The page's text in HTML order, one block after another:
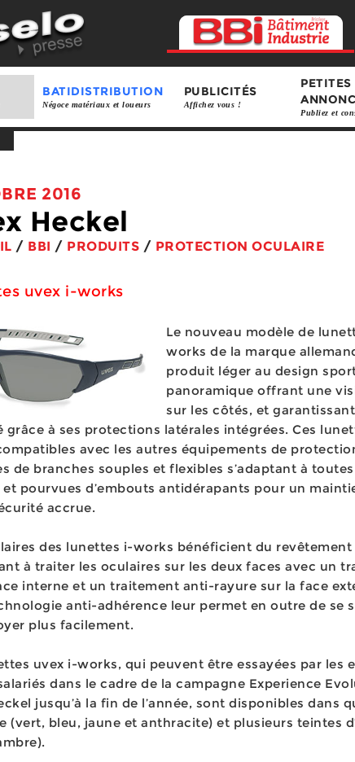
BATIDISTRIBUTION
Négoce matériaux et loueurs
PUBLICITÉS
Affichez vous !
PETITES
Publiez et
2016
Heckel
/ BBI / PRODUITS / PROTECTION OCULAIRE
uvex i-works
Le nouveau modèle de
works de la marque
produit léger au design
panoramique offrant une
sur les côtés, et
grâce à ses protections latérales intégrées. Ces
avec les autres équipements de
de branches souples et flexibles s’adaptant à
et pourvues d’embouts antidérapants pour un
accrue.
des lunettes i-works bénéficient du
à traiter les oculaires sur les deux faces avec un
interne et un traitement anti-rayure sur la face
anti-adhérence leur permet en outre de se
plus facilement.
uvex i-works, qui peuvent être essayées par les
dans le cadre de la campagne Experience
jusqu’à la fin de l’année, sont disponibles dans
(vert, bleu, jaune et anthracite) et plusieurs teintes